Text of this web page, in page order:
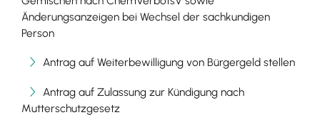
Änderungsanzeigen bei Wechsel der sachkundigen
Person
Antrag auf Weiterbewilligung von Bürgergeld stellen
Antrag auf Zulassung zur Kündigung nach
Mutterschutzgesetz